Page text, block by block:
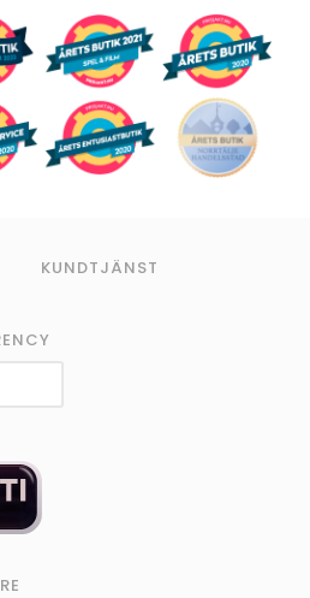
KUNDTJÄNST